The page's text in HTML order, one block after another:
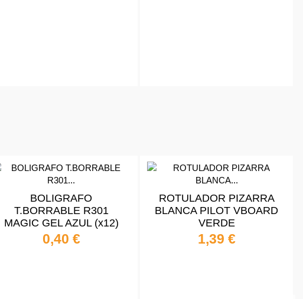
BOLIGRAFO
T.BORRABLE R301
MAGIC GEL AZUL (x12)
0,40 €
ROTULADOR PIZARRA
BLANCA PILOT VBOARD
VERDE
1,39 €